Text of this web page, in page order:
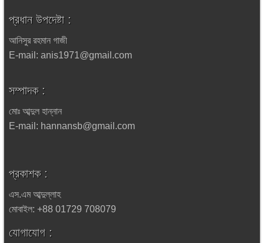
প্রধান উপদেষ্টা :
আনিসুর রহমান গাজী
E-mail: anis1971@gmail.com
সম্পাদক :
মোঃ আব্দুল হান্নান
E-mail: hannansb@gmail.com
প্রকাশক :
এস.এম আব্দুল্লাহ
মোবাইল: +88 01729 708079
যোগাযোগ :